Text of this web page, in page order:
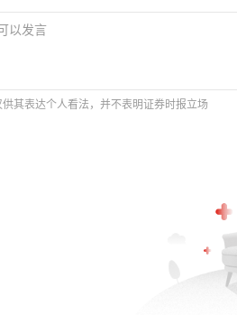
以发言
其表达个人看法，并不表明证券时报立场